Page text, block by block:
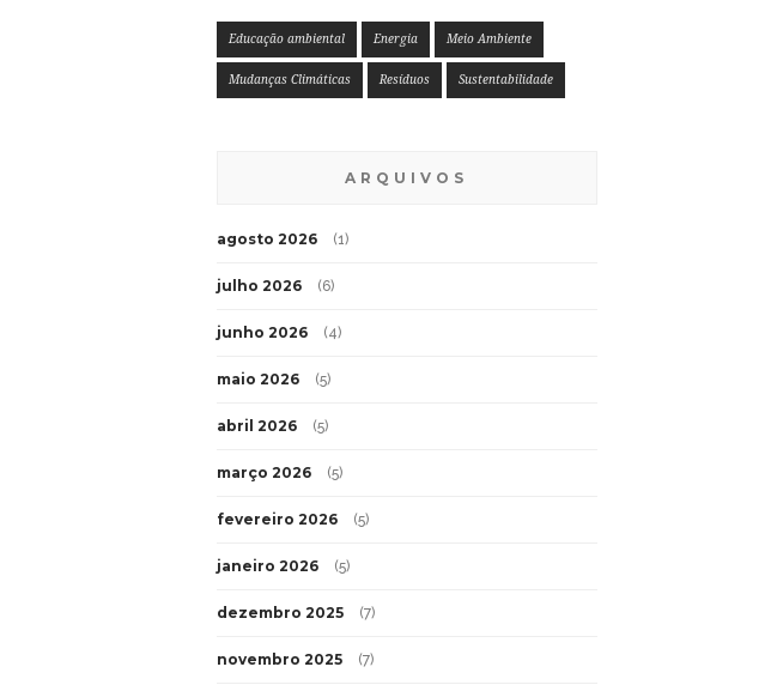
Educação ambiental Energia Meio Ambiente
Mudanças Climáticas Resíduos Sustentabilidade
ARQUIVOS
agosto 2026 (1)
julho 2026 (6)
junho 2026 (4)
maio 2026 (5)
abril 2026 (5)
março 2026 (5)
fevereiro 2026 (5)
janeiro 2026 (5)
dezembro 2025 (7)
novembro 2025 (7)